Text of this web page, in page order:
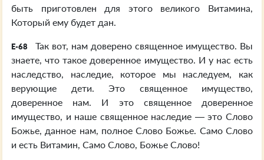
быть приготовлен для этого великого Витамина,
Который ему будет дан.
E-68
Так вот, нам доверено священное имущество. Вы
знаете, что такое доверенное имущество. И у нас есть
наследство, наследие, которое мы наследуем, как
верующие дети. Это священное имущество,
доверенное нам. И это священное доверенное
имущество, и наше священное наследие — это Слово
Божье, данное нам, полное Слово Божье. Само Слово
и есть Витамин, Само Слово, Божье Слово!